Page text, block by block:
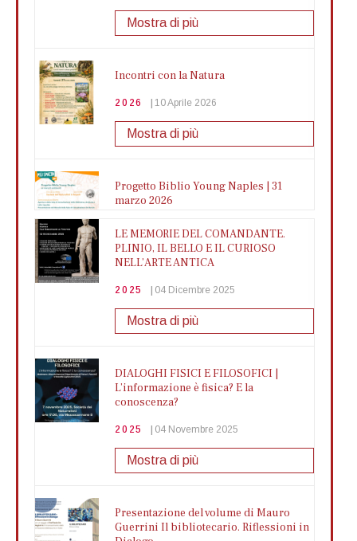
Mostra di più
Incontri con la Natura
2026 10 Aprile 2026
Mostra di più
Progetto Biblio Young Naples | 31
marzo 2026
2026 26 Marzo 2026
Mostra di più
LE MEMORIE DEL COMANDANTE.
PLINIO, IL BELLO E IL CURIOSO
NELL’ARTE ANTICA
2025 04 Dicembre 2025
Mostra di più
DIALOGHI FISICI E FILOSOFICI |
L’informazione è fisica? E la
conoscenza?
2025 04 Novembre 2025
Mostra di più
Presentazione del volume di Mauro
Guerrini Il bibliotecario. Riflessioni in